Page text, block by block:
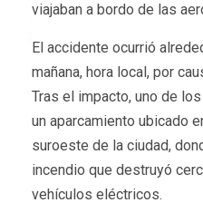
viajaban a bordo de las
El accidente ocurrió
mañana, hora local, por
Tras el impacto, uno de
un aparcamiento ubicado
suroeste de la ciudad,
incendio que destruyó
vehículos eléctricos.